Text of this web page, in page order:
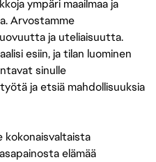
ympäri maailmaa ja
Arvostamme
ja uteliaisuutta.
esiin, ja tilan luominen
sinulle
ja etsiä mahdollisuuksia
kokonaisvaltaista
elämää